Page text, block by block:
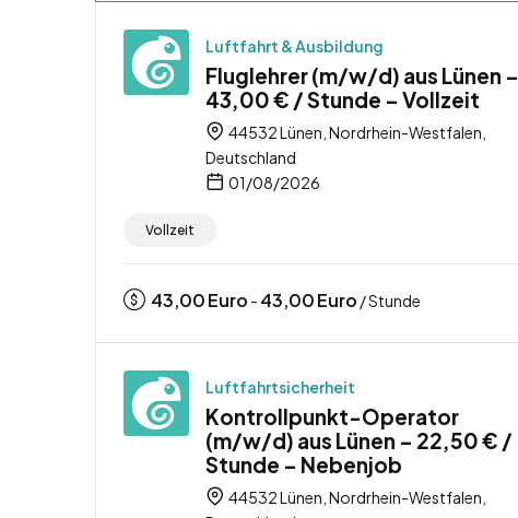
Luftfahrt & Ausbildung
Fluglehrer (m/w/d) aus Lünen –
43,00 € / Stunde – Vollzeit
44532 Lünen, Nordrhein-Westfalen,
Deutschland
01/08/2026
Vollzeit
43,00Euro - 43,00Euro / Stunde
Luftfahrtsicherheit
Kontrollpunkt-Operator
(m/w/d) aus Lünen – 22,50 € /
Stunde – Nebenjob
44532 Lünen, Nordrhein-Westfalen,